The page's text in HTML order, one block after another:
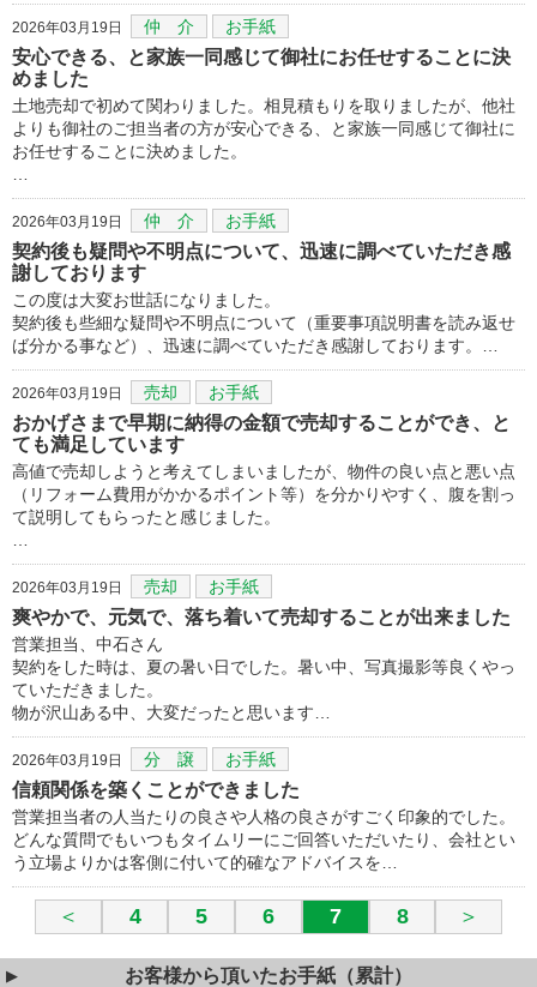
2026年03月19日 仲 介 お手紙
安心できる、と家族一同感じて御社にお任せすることに決
めました
土地売却で初めて関わりました。相見積もりを取りましたが、他社
よりも御社のご担当者の方が安心できる、と家族一同感じて御社に
お任せすることに決めました。
2026年03月19日 仲 介 お手紙
契約後も疑問や不明点について、迅速に調べていただき感
謝しております
この度は大変お世話になりました。
契約後も些細な疑問や不明点について（重要事項説明書を読み返せ
ば分かる事など）、迅速に調べていただき感謝しております。…
2026年03月19日 売却 お手紙
おかげさまで早期に納得の金額で売却することができ、と
ても満足しています
高値で売却しようと考えてしまいましたが、物件の良い点と悪い点
（リフォーム費用がかかるポイント等）を分かりやすく、腹を割っ
て説明してもらったと感じました。
2026年03月19日 売却 お手紙
爽やかで、元気で、落ち着いて売却することが出来ました
営業担当、中石さん
契約をした時は、夏の暑い日でした。暑い中、写真撮影等良くやっ
ていただきました。
物が沢山ある中、大変だったと思います…
2026年03月19日 分 譲 お手紙
信頼関係を築くことができました
営業担当者の人当たりの良さや人格の良さがすごく印象的でした。
どんな質問でもいつもタイムリーにご回答いただいたり、会社とい
う立場よりかは客側に付いて的確なアドバイスを…
＜ 4 5 6 7 8 ＞
お客様から頂いたお手紙（累計）